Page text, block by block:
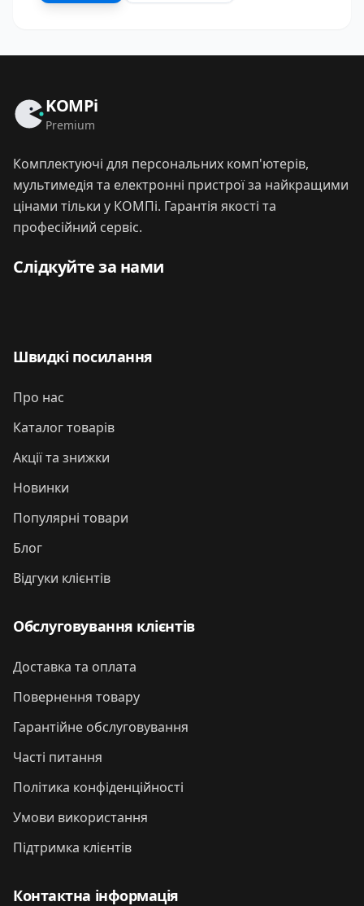
KOMPi
Premium
Комплектуючі для персональних комп'ютерів,
мультимедія та електронні пристрої за найкращими
цінами тільки у КОМПі. Гарантія якості та
професійний сервіс.
Слідкуйте за нами
Швидкі посилання
Про нас
Каталог товарів
Акції та знижки
Новинки
Популярні товари
Блог
Відгуки клієнтів
Обслуговування клієнтів
Доставка та оплата
Повернення товару
Гарантійне обслуговування
Часті питання
Політика конфіденційності
Умови використання
Підтримка клієнтів
Контактна інформація